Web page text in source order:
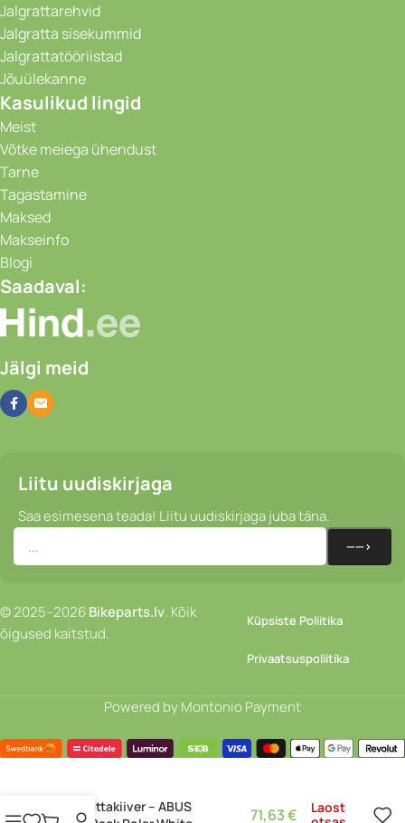
Jalgrattarehvid
Jalgratta sisekummid
Jalgrattatööriistad
Jõuülekanne
Kasulikud lingid
Meist
Võtke meiega ühendust
Tarne
Tagastamine
Maksed
Makseinfo
Blogi
Saadaval:
Jälgi meid
Liitu uudiskirjaga
Saa esimesena teada! Liitu uudiskirjaga juba täna.
© 2025–2026Bikeparts.lv. Kõik
õigused kaitstud.
Küpsiste Poliitika
Privaatsuspoliitika
Powered by Montonio Payment
Jalgrattakiiver – ABUS
71,63€
Laost